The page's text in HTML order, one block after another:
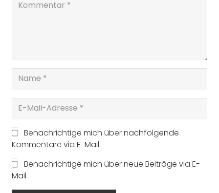
Benachrichtige mich über nachfolgende
Kommentare via E-Mail.
Benachrichtige mich über neue Beiträge via E-
Mail.